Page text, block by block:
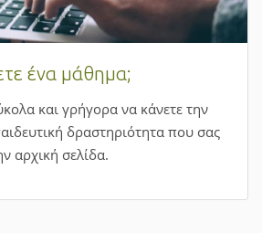
ένα μάθημα;
και γρήγορα να κάνετε την
δραστηριότητα που σας
αρχική σελίδα.